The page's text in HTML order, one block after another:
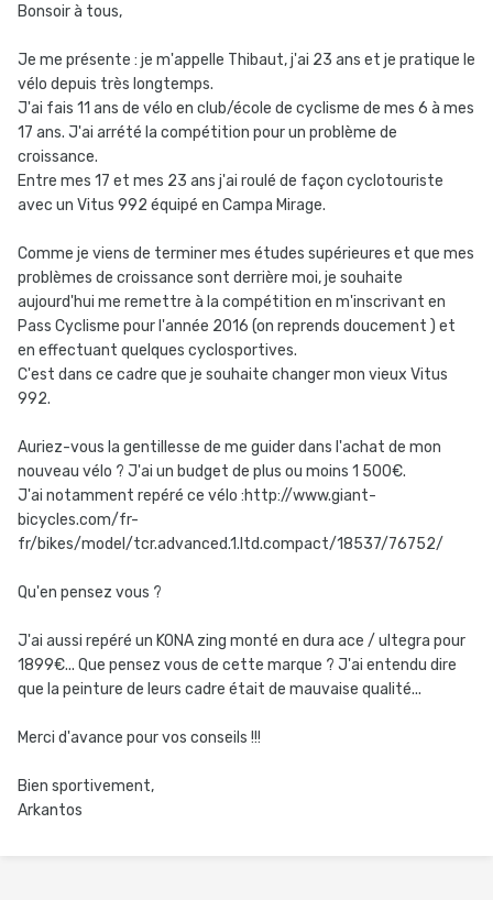
Bonsoir à tous,
Je me présente : je m'appelle Thibaut, j'ai 23 ans et je pratique le
vélo depuis très longtemps.
J'ai fais 11 ans de vélo en club/école de cyclisme de mes 6 à mes
17 ans. J'ai arrété la compétition pour un problème de
croissance.
Entre mes 17 et mes 23 ans j'ai roulé de façon cyclotouriste
avec un Vitus 992 équipé en Campa Mirage.
Comme je viens de terminer mes études supérieures et que mes
problèmes de croissance sont derrière moi, je souhaite
aujourd'hui me remettre à la compétition en m'inscrivant en
Pass Cyclisme pour l'année 2016 (on reprends doucement ) et
en effectuant quelques cyclosportives.
C'est dans ce cadre que je souhaite changer mon vieux Vitus
992.
Auriez-vous la gentillesse de me guider dans l'achat de mon
nouveau vélo ? J'ai un budget de plus ou moins 1 500€.
J'ai notamment repéré ce vélo :http://www.giant-
bicycles.com/fr-
fr/bikes/model/tcr.advanced.1.ltd.compact/18537/76752/
Qu'en pensez vous ?
J'ai aussi repéré un KONA zing monté en dura ace / ultegra pour
1899€... Que pensez vous de cette marque ? J'ai entendu dire
que la peinture de leurs cadre était de mauvaise qualité...
Merci d'avance pour vos conseils !!!
Bien sportivement,
Arkantos